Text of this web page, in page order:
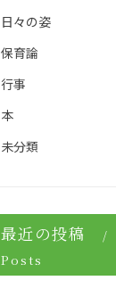
日々の姿
保育論
行事
本
未分類
最近の投稿
Posts